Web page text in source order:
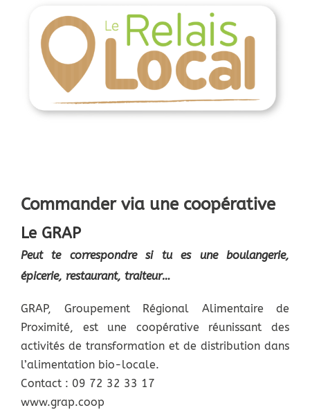
Commander via une coopérative
Le GRAP
Peut te correspondre si tu es uneboulangerie,
épicerie, restaurant, traiteur…
GRAP, Groupement Régional Alimentaire de
Proximité, est une coopérative réunissant des
activités de transformation et de distribution dans
l’alimentation bio-locale.
Contact : 09 72 32 33 17
www.grap.coop